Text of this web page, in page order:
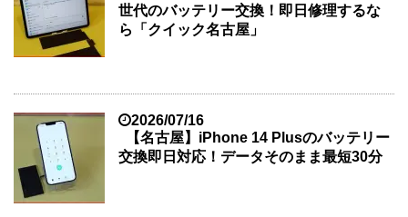
世代のバッテリー交換！即日修理するな
ら「クイック名古屋」
2026/07/16
【名古屋】iPhone 14 Plusのバッテリー
交換即日対応！データそのまま最短30分